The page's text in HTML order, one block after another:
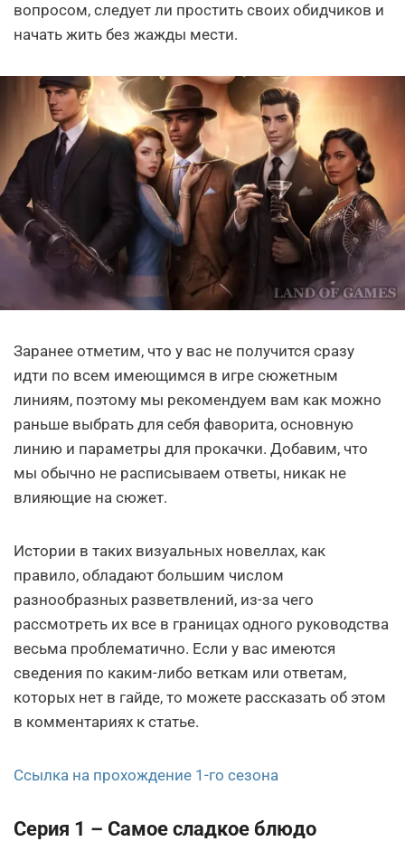
вопросом, следует ли простить своих обидчиков и
начать жить без жажды мести.
Заранее отметим, что у вас не получится сразу
идти по всем имеющимся в игре сюжетным
линиям, поэтому мы рекомендуем вам как можно
раньше выбрать для себя фаворита, основную
линию и параметры для прокачки. Добавим, что
мы обычно не расписываем ответы, никак не
влияющие на сюжет.
Истории в таких визуальных новеллах, как
правило, обладают большим числом
разнообразных разветвлений, из-за чего
рассмотреть их все в границах одного руководства
весьма проблематично. Если у вас имеются
сведения по каким-либо веткам или ответам,
которых нет в гайде, то можете рассказать об этом
в комментариях к статье.
Ссылка на прохождение 1-го сезона
Серия 1 – Самое сладкое блюдо